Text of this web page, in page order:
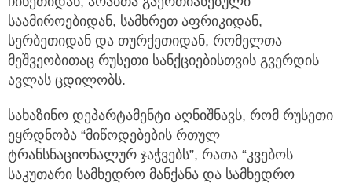
საამიროებიდან, სამხრეთ აფრიკიდან,
სერბეთიდან და თურქეთიდან, რომელთა
მეშვეობითაც რუსეთი სანქციებისთვის გვერდის
ავლას ცდილობს.
სახაზინო დეპარტამენტი აღნიშნავს, რომ რუსეთი
ეყრდნობა “მიწოდებების რთულ
ტრანსნაციონალურ ჯაჭვებს”, რათა “კვებოს
საკუთარი სამხედრო მანქანა და სამხედრო